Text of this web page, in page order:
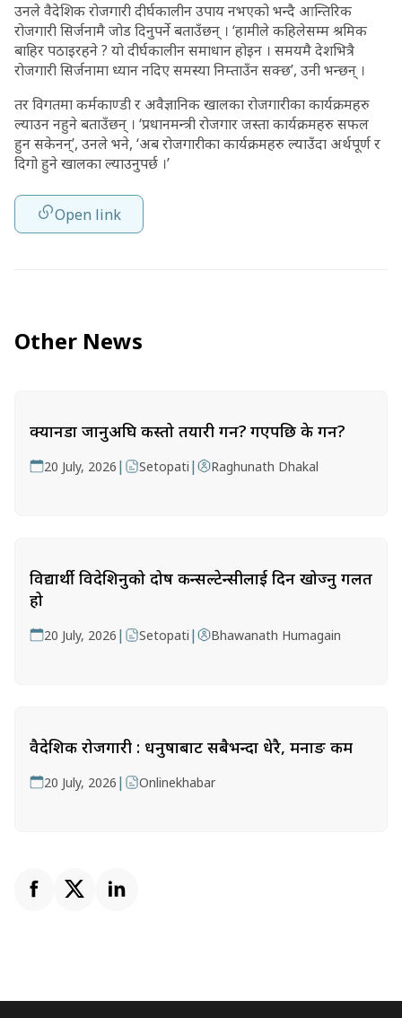
उनले वैदेशिक रोजगारी दीर्घकालीन उपाय नभएको भन्दै आन्तिरिक
रोजगारी सिर्जनामै जोड दिनुपर्ने बताउँछन् । ‘हामीले कहिलेसम्म श्रमिक
बाहिर पठाइरहने ? यो दीर्घकालीन समाधान होइन । समयमै देशभित्रै
रोजगारी सिर्जनामा ध्यान नदिए समस्या निम्ताउँन सक्छ’, उनी भन्छन् ।
तर विगतमा कर्मकाण्डी र अवैज्ञानिक खालका रोजगारीका कार्यक्रमहरु
ल्याउन नहुने बताउँछन् । ‘प्रधानमन्त्री रोजगार जस्ता कार्यक्रमहरु सफल
हुन सकेनन्’, उनले भने, ‘अब रोजगारीका कार्यक्रमहरु ल्याउँदा अर्थपूर्ण र
दिगो हुने खालका ल्याउनुपर्छ ।’
Open link
Other News
क्यानडा जानुअघि कस्तो तयारी गर्ने? गएपछि के गर्ने?
20 July, 2026 | Setopati | Raghunath Dhakal
विद्यार्थी विदेशिनुको दोष कन्सल्टेन्सीलाई दिन खोज्नु गलत
हो
20 July, 2026 | Setopati | Bhawanath Humagain
वैदेशिक रोजगारी : धनुषाबाट सबैभन्दा धेरै, मनाङ कम
20 July, 2026 | Onlinekhabar